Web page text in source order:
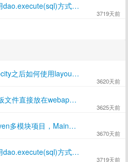
3719天前
对于拼接sql，使用dao.execute(sql)方式查询日期出错（ORA-01861）求解
3620天前
请教nutz集成velocity之后如何使用layout功能呢
3625天前
集成velocity，模板文件直接放在webapp下能访问，在webapp下的其他目录找不到模板文件是为什么
3670天前
请问对于创建maven多模块项目，MainModule这个类必须在子模块下面吗
3719天前
对于拼接sql，使用dao.execute(sql)方式查询日期出错（ORA-01861）求解